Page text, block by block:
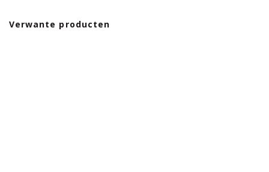
Verwante producten